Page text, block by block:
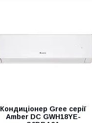
Кондиціонер Gree серії
Amber DC GWH18YE-